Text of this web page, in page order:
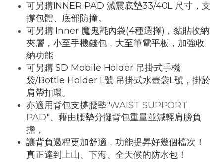
可另購INNER PAD 減震底墊33/40L 尺寸，支
撐包體、底部防撞。
可另購 Inner 魔鬼氈內袋(4種選擇)，黏貼收納
夾層，小至手機錢包，大至筆電平板，加強收
納功能
可另購 SD Mobile Holder 吊掛式手機
袋/Bottle Holder L號 吊掛式水壺袋L號，掛於
肩帶扣環。
亦適用背包支撐腰墊"WAIST SUPPORT
PAD"、藉由腰墊分攤背包重量並減輕肩膀負
擔，
讓背負過程更加舒適，功能提昇好幾個檔次！
真正達到上山、下海、全天候的防水包！